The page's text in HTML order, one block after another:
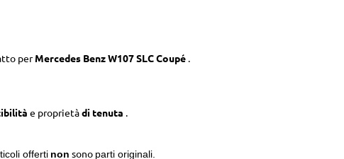
perMercedes Benz W107 SLC Coupé.
e proprietàdi tenuta .
offerti non sono parti originali.